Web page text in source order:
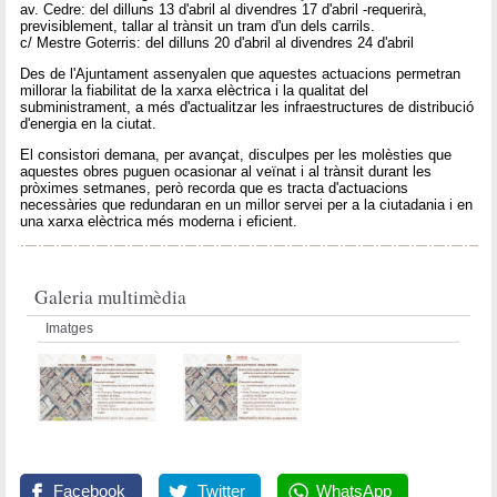
av. Cedre: del dilluns 13 d'abril al divendres 17 d'abril -requerirà,
previsiblement, tallar al trànsit un tram d'un dels carrils.
c/ Mestre Goterris: del dilluns 20 d'abril al divendres 24 d'abril
Des de l'Ajuntament assenyalen que aquestes actuacions permetran
millorar la fiabilitat de la xarxa elèctrica i la qualitat del
subministrament, a més d'actualitzar les infraestructures de distribució
d'energia en la ciutat.
El consistori demana, per avançat, disculpes per les molèsties que
aquestes obres puguen ocasionar al veïnat i al trànsit durant les
pròximes setmanes, però recorda que es tracta d'actuacions
necessàries que redundaran en un millor servei per a la ciutadania i en
una xarxa elèctrica més moderna i eficient.
Galeria multimèdia
Imatges
Facebook Twitter WhatsApp